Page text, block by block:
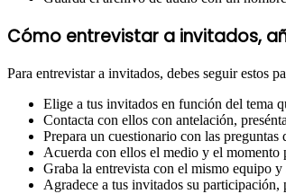
Cómo entrevistar a invitados,
Para entrevistar a invitados, debes seguir estos
Elige a tus invitados en función del tema
Contacta con ellos con antelación,
Prepara un cuestionario con las
Acuerda con ellos el medio y el momento
Graba la entrevista con el mismo equipo
Agradece a tus invitados su participación,